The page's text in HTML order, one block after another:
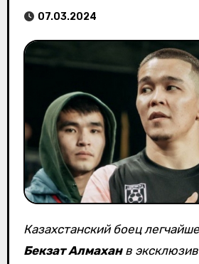
07.03.2024
Казахстанский боец
Бекзат Алмаханв